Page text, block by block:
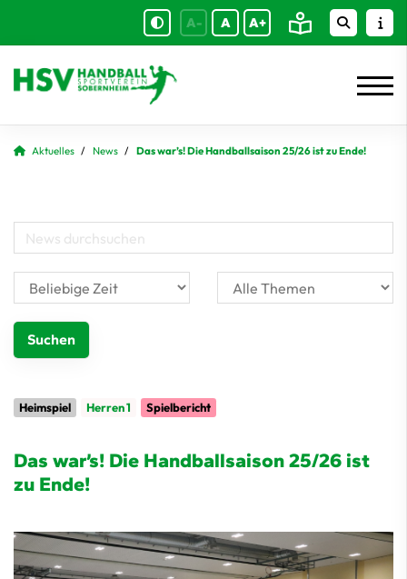
A- A A+
Aktuelles News Das war’s! Die Handballsaison 25/26 ist zu Ende!
Heimspiel Herren 1 Spielbericht
Das war’s! Die Handballsaison 25/26 ist
zu Ende!